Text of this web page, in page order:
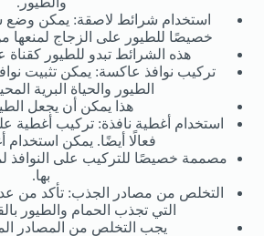
استخدام شرائط لاصقة: يمكن
خصيصًا للطيور على الزجاج لمنعها
هذه الشرائط تبدو للطيور كقناة
تركيب نوافذ عاكسة: يمكن تثبيت
الطيور والحياة البرية
هذا يمكن أن يجعل
استخدام أغطية نافذة: تركيب أغطية
فعالًا أيضًا. يمكن
مصممة خصيصًا للتركيب على النوافذ
بها.
التخلص من مصادر الجذب: تأكد من
التي تجذب الحمام والطيور
يجب التخلص من المصادر